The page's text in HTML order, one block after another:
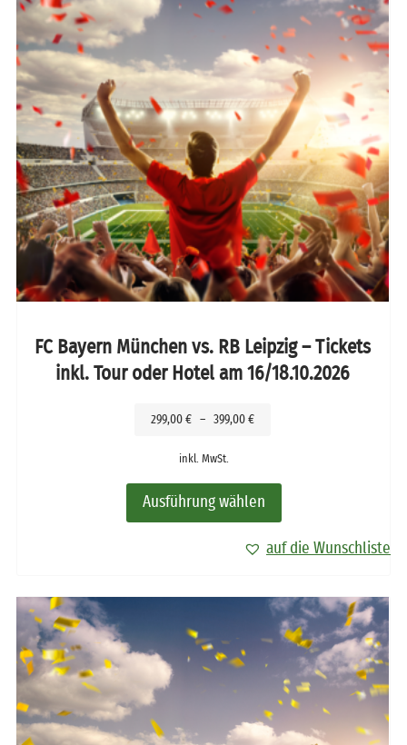
FC Bayern München vs. RB Leipzig – Tickets
inkl. Tour oder Hotel am 16/18.10.2026
299,00 € – 399,00 €
inkl. MwSt.
Ausführung wählen
auf die Wunschliste